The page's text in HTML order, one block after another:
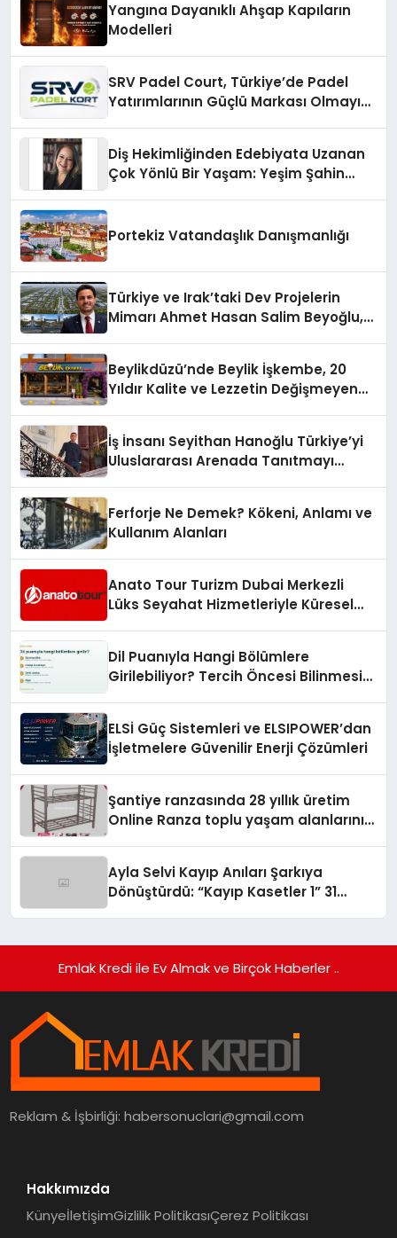
Yangına Dayanıklı Ahşap Kapıların
Modelleri
SRV Padel Court, Türkiye’de Padel
Yatırımlarının Güçlü Markası Olmayı
Diş Hekimliğinden Edebiyata Uzanan
Çok Yönlü Bir Yaşam: Yeşim Şahin
Portekiz Vatandaşlık Danışmanlığı
Türkiye ve Irak’taki Dev Projelerin
Mimarı Ahmet Hasan Salim Beyoğlu,
Hayata Geçirecek
Beylikdüzü’nde Beylik İşkembe, 20
Yıldır Kalite ve Lezzetin Değişmeyen
İş İnsanı Seyithan Hanoğlu Türkiye’yi
Uluslararası Arenada Tanıtmayı
Ferforje Ne Demek? Kökeni, Anlamı ve
Kullanım Alanları
Anato Tour Turizm Dubai Merkezli
Lüks Seyahat Hizmetleriyle Küresel
Dil Puanıyla Hangi Bölümlere
Girilebiliyor? Tercih Öncesi Bilinmesi
ELSİ Güç Sistemleri ve ELSIPOWER’dan
İşletmelere Güvenilir Enerji Çözümleri
Şantiye ranzasında 28 yıllık üretim
Online Ranza toplu yaşam alanlarını
Ayla Selvi Kayıp Anıları Şarkıya
Dönüştürdü: “Kayıp Kasetler 1” 31
Emlak Kredi ile Ev Almak ve Birçok Haberler ..
Reklam & İşbirliği:habersonuclari@gmail.com
Hakkımızda
KünyeİletişimGizlilik PolitikasıÇerez Politikası